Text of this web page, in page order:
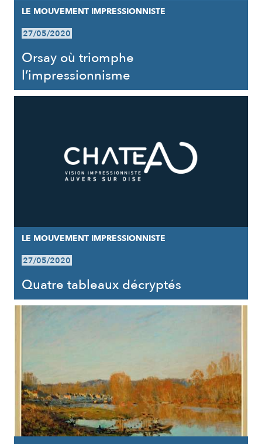
LE MOUVEMENT IMPRESSIONNISTE
27/05/2020
Orsay où triomphe
l’impressionnisme
LE MOUVEMENT IMPRESSIONNISTE
27/05/2020
Quatre tableaux décryptés